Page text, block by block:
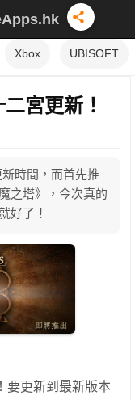
Xbox UBISOFT
宮更新！
時間，而首先推
之塔》，今次真的
好了！
要更新到最新版本